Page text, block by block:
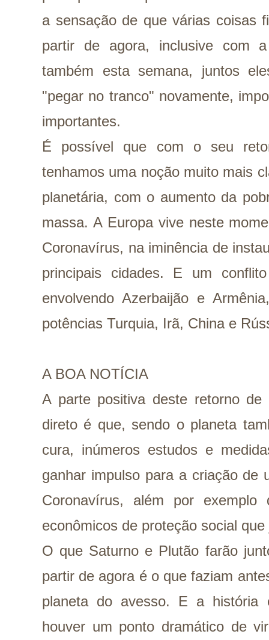
a sensação de que várias coisas
partir de agora, inclusive com
também esta semana, juntos
"pegar no tranco" novamente,
importantes.
É possível que com o seu
tenhamos uma noção muito mais
planetária, com o aumento da
massa. A Europa vive neste
Coronavírus, na iminência de
principais cidades. E um
envolvendo Azerbaijão e
potências Turquia, Irã, China e
A BOA NOTÍCIA
A parte positiva deste retorno
direto é que, sendo o planeta
cura, inúmeros estudos e
ganhar impulso para a criação de
Coronavírus, além por exemplo
econômicos de proteção social
O que Saturno e Plutão farão
partir de agora é o que faziam
planeta do avesso. E a história
houver um ponto dramático de